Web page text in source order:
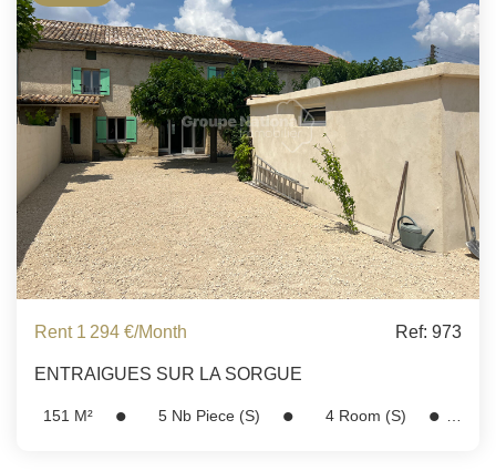
Rent 1 294 €/month Ref: 973
ENTRAIGUES SUR LA SORGUE
151 M² 5 Nb Piece (s) 4 Room (s)